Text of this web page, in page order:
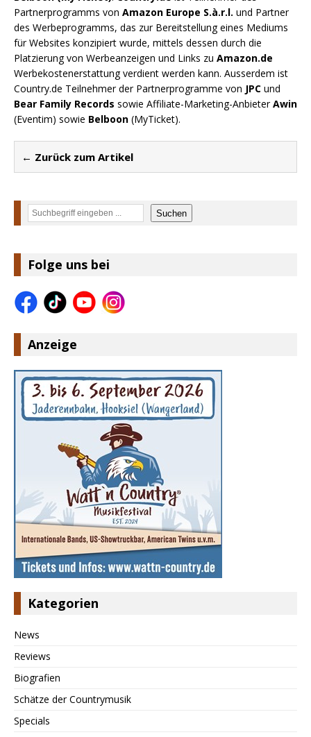
Partnerprogramms von Amazon Europe S.à.r.l. und Partner
des Werbeprogramms, das zur Bereitstellung eines Mediums
für Websites konzipiert wurde, mittels dessen durch die
Platzierung von Werbeanzeigen und Links zu Amazon.de
Werbekostenerstattung verdient werden kann. Ausserdem ist
Country.de Teilnehmer der Partnerprogramme von JPC und
Bear Family Records sowie Affiliate-Marketing-AnbieterAwin
(Eventim) sowie Belboon (MyTicket).
← Zurück zum Artikel
Suchen Suchen
Folge uns bei
Anzeige
Kategorien
News
Reviews
Biografien
Schätze der Countrymusik
Specials